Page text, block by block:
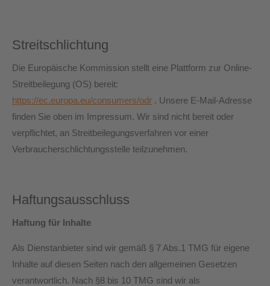
Streitschlichtung
Die Europäische Kommission stellt eine Plattform zur Online-
Streitbeilegung (OS) bereit:
https://ec.europa.eu/consumers/odr . Unsere E-Mail-Adresse
finden Sie oben im Impressum. Wir sind nicht bereit oder
verpflichtet, an Streitbeilegungsverfahren vor einer
Verbraucherschlichtungsstelle teilzunehmen.
Haftungsausschluss
Haftung für Inhalte
Als Dienstanbieter sind wir gemäß § 7 Abs.1 TMG für eigene
Inhalte auf diesen Seiten nach den allgemeinen Gesetzen
verantwortlich. Nach §8 bis 10 TMG sind wir als